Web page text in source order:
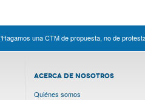
‘Hagamos una CTM de propuesta, no de
ACERCA DE NOSOTROS
Quiénes somos